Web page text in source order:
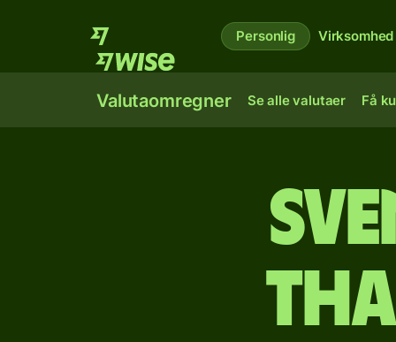
Personlig Virksomhed
Valutaomregner Se alle valutaer Få